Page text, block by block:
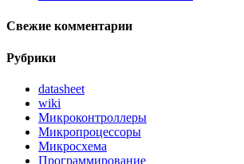
Свежие комментарии
Рубрики
datasheet
wiki
Микроконтроллеры
Микропроцессоры
Микросхема
Программирование